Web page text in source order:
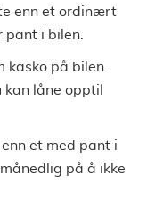
enn et ordinært
pant i bilen.
kasko på bilen.
kan låne opptil
et med pant i
på å ikke